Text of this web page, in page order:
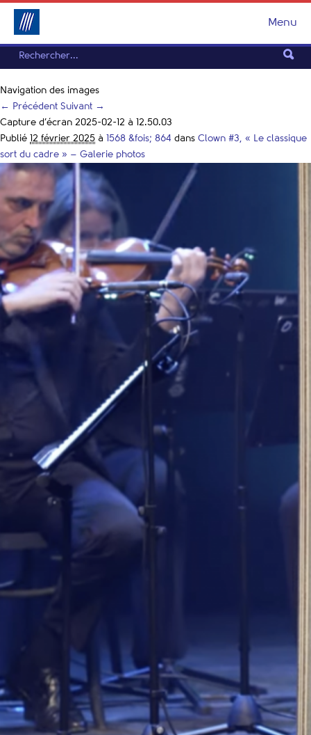
Menu
Navigation des images
← Précédent Suivant →
Capture d’écran 2025-02-12 à 12.50.03
Publié 12 février 2025 à 1568 &fois; 864 dans Clown #3, « Le classique
sort du cadre » – Galerie photos